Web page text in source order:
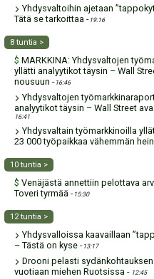
Yhdysvaltoihin ajetaan
Tätä se tarkoittaa - 19:16
8 tuntia >
$ MARKKINA: Yhdysvaltojen
yllätti analyytikot täysin – Wall
nousuun - 16:46
Yhdysvaltojen
analyytikot täysin – Wall Street
16:41
Yhdysvaltain työmarkkinoilla
23 000 työpaikkaa vähemmän
10 tuntia >
$ Venäjästä annettiin pelottava
Toveri tyrmää - 15:30
12 tuntia >
Yhdysvalloissa kaavaillaan
– Tästä on kyse - 13:17
Drooni pelasti
vuotiaan miehen Ruotsissa - 12:45